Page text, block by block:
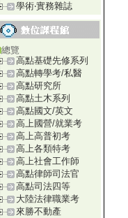
學術‧實務雜誌
總覽
高點基礎先修系列
高點轉學考/私醫
高點研究所
高點土木系列
高點國文/英文
高上國營/就業考
高上高普初考
高上各類特考
高上社會工作師
高點律師司法官
高點司法四等
大陸法律職業考
來勝不動產